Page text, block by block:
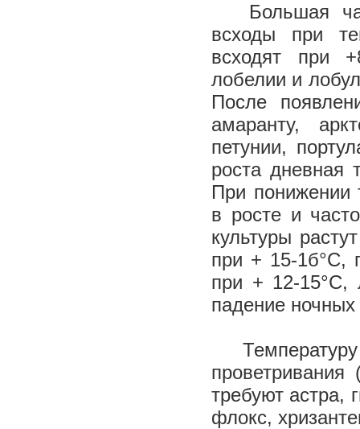
Большая
всходы при
всходят при
лобелии и
После
амаранту,
петунии,
роста дневная
При понижении
в росте и
культуры
при + 15-1б°С,
при + 12-15°С,
падение
Температуру
требуют астра,
флокс,